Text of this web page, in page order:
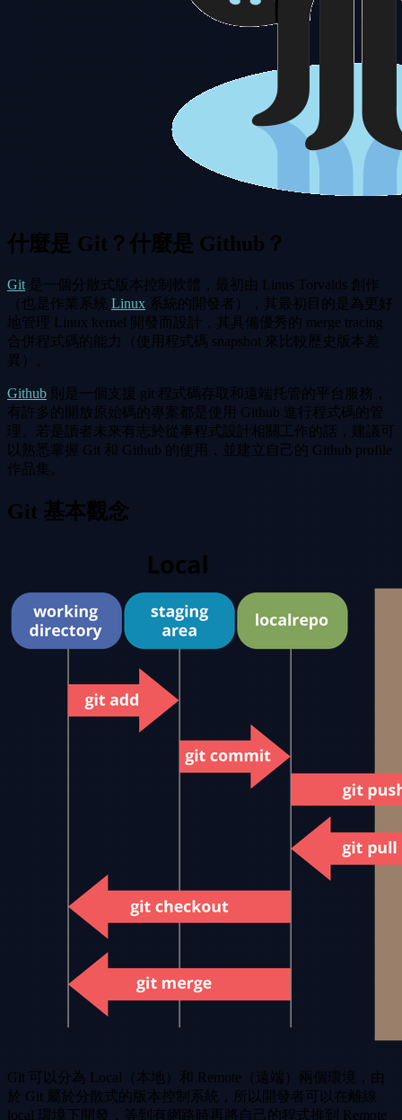
什麼是 Git？什麼是 Github？
Git 是一個分散式版本控制軟體，最初由 Linus Torvalds 創作
（也是作業系統 Linux 系統的開發者），其最初目的是為更好
地管理 Linux kernel 開發而設計，其具備優秀的 merge tracing
合併程式碼的能力（使用程式碼 snapshot 來比較歷史版本差
異）。
Github 則是一個支援 git 程式碼存取和遠端托管的平台服務，
有許多的開放原始碼的專案都是使用 Github 進行程式碼的管
理。若是讀者未來有志於從事程式設計相關工作的話，建議可
以熟悉掌握 Git 和 Github 的使用，並建立自己的 Github profile
作品集。
Git 基本觀念
Git 可以分為 Local（本地）和 Remote（遠端）兩個環境，由
於 Git 屬於分散式的版本控制系統，所以開發者可以在離線
local 環境下開發，等到有網路時再將自己的程式推到 Remote